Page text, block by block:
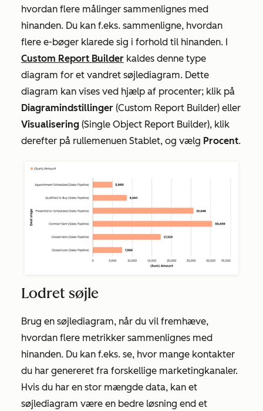
hvordan flere målinger sammenlignes med
hinanden. Du kan f.eks. sammenligne, hvordan
flere e-bøger klarede sig i forhold til hinanden. I
Custom Report Builder kaldes denne type
diagram for et vandret søjlediagram. Dette
diagram kan vises ved hjælp af procenter; klik på
Diagramindstillinger (Custom Report Builder) eller
Visualisering (Single Object Report Builder), klik
derefter på rullemenuen Stablet, og vælg Procent.
Lodret søjle
Brug en søjlediagram, når du vil fremhæve,
hvordan flere metrikker sammenlignes med
hinanden. Du kan f.eks. se, hvor mange kontakter
du har genereret fra forskellige marketingkanaler.
Hvis du har en stor mængde data, kan et
søjlediagram være en bedre løsning end et